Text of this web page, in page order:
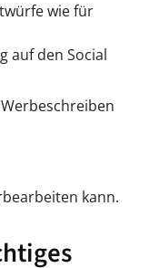
wie für
auf den Social
kann.